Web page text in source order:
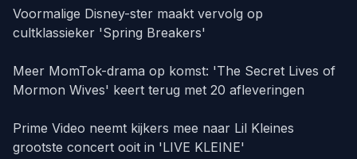
Voormalige Disney-ster maakt vervolg op
cultklassieker 'Spring Breakers'
Meer MomTok-drama op komst: 'The Secret Lives of
Mormon Wives' keert terug met 20 afleveringen
Prime Video neemt kijkers mee naar Lil Kleines
grootste concert ooit in 'LIVE KLEINE'